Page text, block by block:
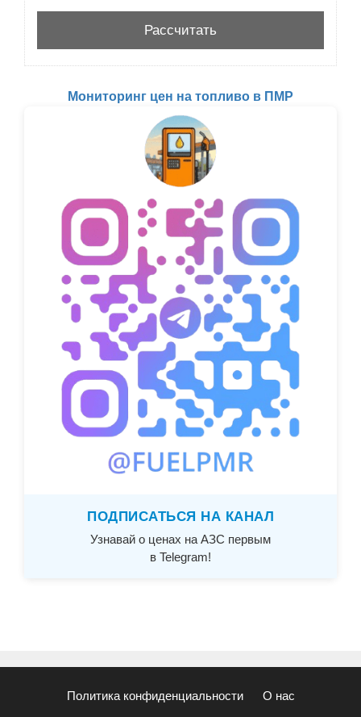
Мониторинг цен на топливо в ПМР
ПОДПИСАТЬСЯ НА КАНАЛ
Узнавай о ценах на АЗС первым
в Telegram!
Политика конфиденциальности О нас